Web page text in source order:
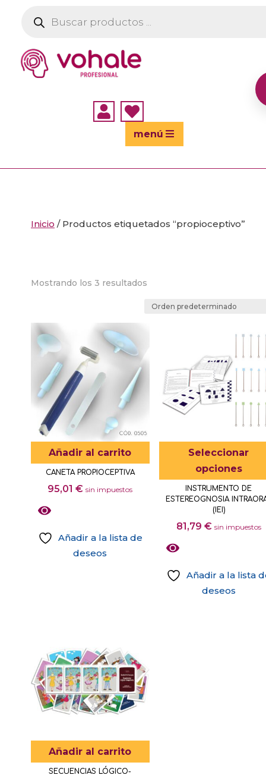
productos
 
menú
Inicio / Productos etiquetados “propioceptivo”
Mostrando los 3 resultados
Añadir al carrito
CANETA PROPIOCEPTIVA
95,01€ sin impuestos
Añadir a la lista de
deseos
Seleccionar
opciones
INSTRUMENTO DE
ESTEREOGNOSIA
(IEI)
81,79 € sin impuestos
Añadir a la lista
deseos
Añadir al carrito
SECUENCIAS LÓGICO-